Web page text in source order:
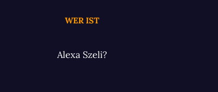
WER IST
Alexa Szeli?